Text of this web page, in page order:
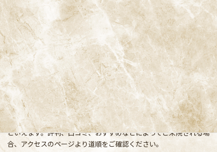
阿佐ヶ谷ことぶき歯科・矯正歯科
〒166-0004 東京都杉並区阿佐谷南3-37-14 第二北原ビル3階
阿佐ヶ谷の歯医者「阿佐ヶ谷ことぶき歯科・矯正歯科」 は、JR中
央線(快速)「阿佐ケ谷駅」徒歩0分 / JR中央/総武線「阿佐ケ谷駅」
徒歩0分 / 東京メトロ丸ノ内線「南阿佐ケ谷駅」徒歩8分の、駅す
ぐでとても通いやすい場所にある歯医者です。杉並区や中野区、新
宿、東京都内、隣接県や遠方からも患者様に来院頂きやすい環境
といえます。評判、口コミ、おすすめなどによってご来院される場
合、アクセスのページより道順をご確認ください。